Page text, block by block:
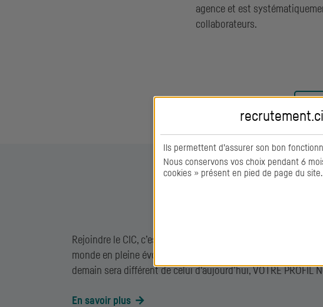
agence et est
collaborateurs.
Rejoindre le CIC, c’est choisir de participer à la construction
monde en pleine évolution. Si vous croyez que le métier de la
demain sera différent de celui d'aujourd’hui, VOTRE PROFIL
En savoir plus
Ils permettent d’assurer son bon
Nous conservons vos choix pendant 6
cookies » présent en pied de page du site.